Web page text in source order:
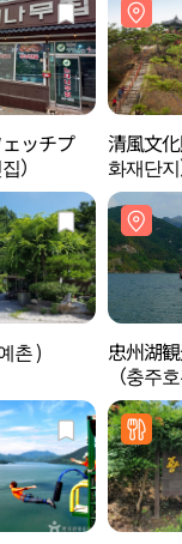
ッチプ
）
清風文
화재단지
촌 )
忠州湖
（충주
루）